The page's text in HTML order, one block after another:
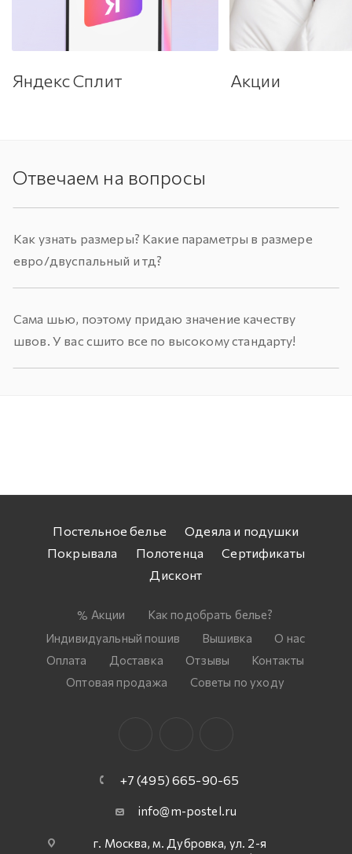
Яндекс Сплит Акции
Отвечаем на вопросы
Как узнать размеры? Какие параметры в размере
евро/двуспальный и тд?
Сама шью, поэтому придаю значение качеству
швов. У вас сшито все по высокому стандарту!
Постельное белье
Одеяла и подушки
Покрывала
Полотенца
Сертификаты
Дисконт
Акции
Как подобрать белье?
Индивидуальный пошив
Вышивка
О нас
Оплата
Доставка Отзывы
Контакты
Оптовая продажа
Советы по уходу
+7 (495) 665-90-65
info@m-postel.ru
г. Москва, м. Дубровка, ул. 2-я